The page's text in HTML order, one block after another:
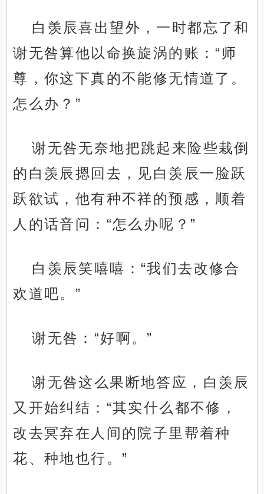
白羡辰喜出望外，一时都忘了和
谢无咎算他以命换旋涡的账：“师
尊，你这下真的不能修无情道了。
怎么办？”
谢无咎无奈地把跳起来险些栽倒
的白羡辰摁回去，见白羡辰一脸跃
跃欲试，他有种不祥的预感，顺着
人的话音问：“怎么办呢？”
白羡辰笑嘻嘻：“我们去改修合
欢道吧。”
谢无咎：“好啊。”
谢无咎这么果断地答应，白羡辰
又开始纠结：“其实什么都不修，
改去冥弃在人间的院子里帮着种
花、种地也行。”